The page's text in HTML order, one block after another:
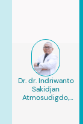
Dr. dr. Indriwanto
Sakidjan
Atmosudigdo,